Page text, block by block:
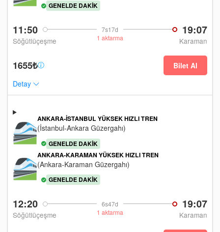
11:50
7s17d
1 aktarma
19:07
Söğütlüçeşme Karaman
GENELDE DAKIK
1655₺
Bilet Al
Detay
12:20
6s47d
1 aktarma
19:07
Söğütlüçeşme Karaman
ANKARA-İSTANBUL YÜKSEK HIZLI TREN
(İstanbul-Ankara Güzergahı)
GENELDE DAKIK
ANKARA-KARAMAN YÜKSEK HIZLI TREN
(Ankara-Karaman Güzergahı)
GENELDE DAKIK